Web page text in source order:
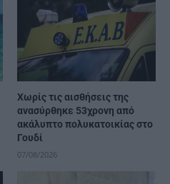
Χωρίς τις αισθήσεις της
ανασύρθηκε 53χρονη από
ακάλυπτο πολυκατοικίας στο
Γουδί
07/08/2026